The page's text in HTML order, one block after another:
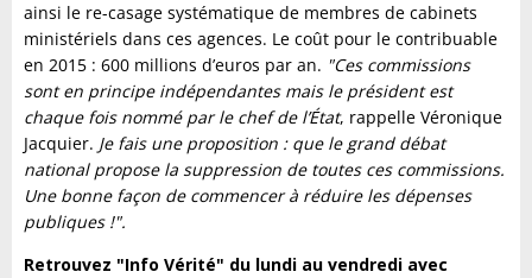
ainsi le re-casage systématique de membres de cabinets
ministériels dans ces agences. Le coût pour le contribuable
en 2015 : 600 millions d’euros par an. "Ces commissions
sont en principe indépendantes mais le président est
chaque fois nommé par le chef de l’État, rappelle Véronique
Jacquier. Je fais une proposition : que le grand débat
national propose la suppression de toutes ces commissions.
Une bonne façon de commencer à réduire les dépenses
publiques !".
Retrouvez "Info Vérité" du lundi au vendredi avec